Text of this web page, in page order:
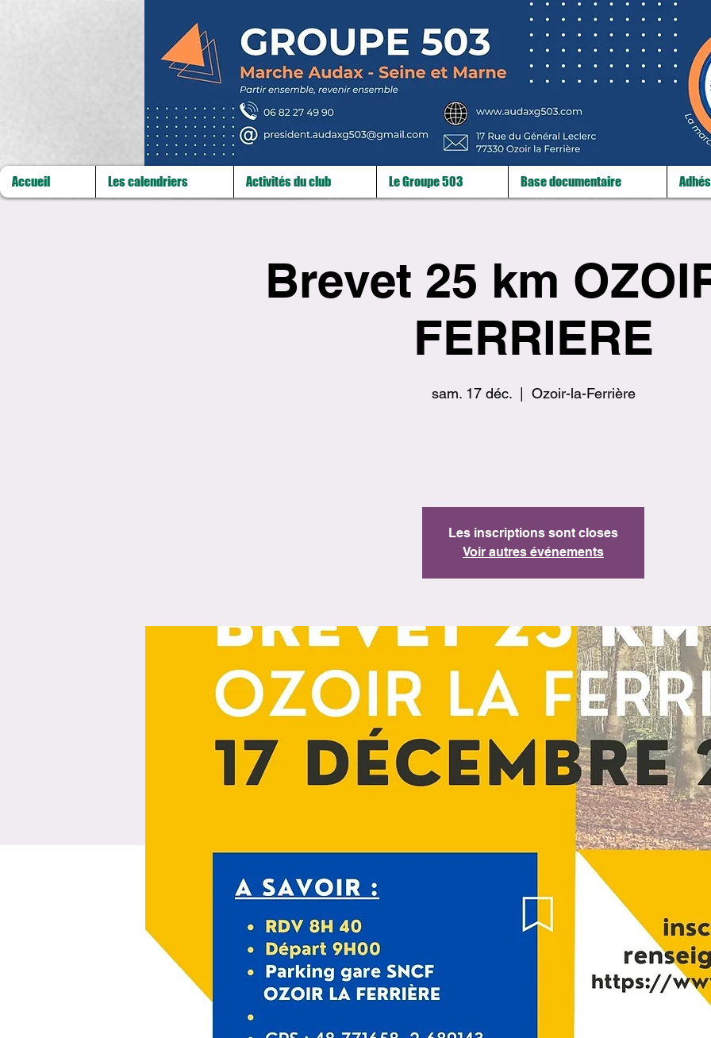
Accueil Les calendriers Activités du club Le Groupe 503 Base documentaire
Brevet 25 km
FERRIERE
sam. 17 déc.
  |
Ozoir-la-Ferrière
Les inscriptions sont closes
Voir autres événements